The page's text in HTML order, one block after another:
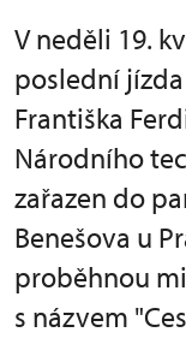
V neděli 19.
poslední
Františka
Národního
zařazen do
Benešova u
proběhnou
s názvem